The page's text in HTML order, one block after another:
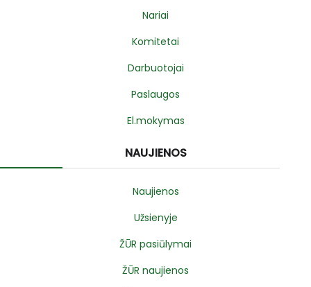
Nariai
Komitetai
Darbuotojai
Paslaugos
El.mokymas
NAUJIENOS
Naujienos
Užsienyje
ŽŪR pasiūlymai
ŽŪR naujienos